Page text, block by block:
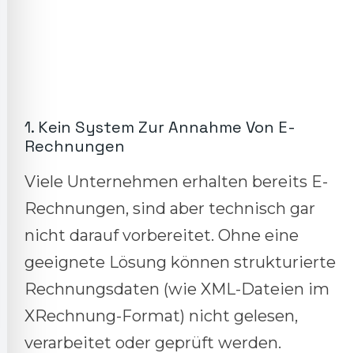
1. Kein System Zur Annahme Von E-
Rechnungen
Viele Unternehmen erhalten bereits E-
Rechnungen, sind aber technisch gar
nicht darauf vorbereitet. Ohne eine
geeignete Lösung können strukturierte
Rechnungsdaten (wie XML-Dateien im
XRechnung-Format) nicht gelesen,
verarbeitet oder geprüft werden.